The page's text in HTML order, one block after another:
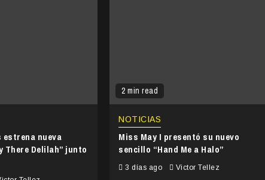
estrena nueva
There Delilah” junto
2 min read
NOTICIAS
Miss May I presentó su nuevo
sencillo “Hand Me a Halo”
3 días ago Victor Tellez